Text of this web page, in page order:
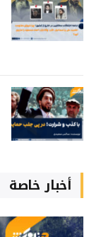
أخبار خاصة